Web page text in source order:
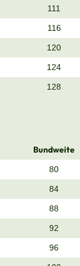
111
116
120
124
128
Bundweite
80
84
88
92
96